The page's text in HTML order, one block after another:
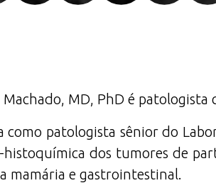
Machado, MD, PhD é
patologista sênior do
dos tumores de
mamária e gastrointestinal.